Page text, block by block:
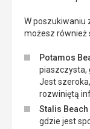
W poszukiwaniu
możesz również
Potamos
piaszczysta,
Jest
rozwiniętą
Stalis Beach
gdzie jest